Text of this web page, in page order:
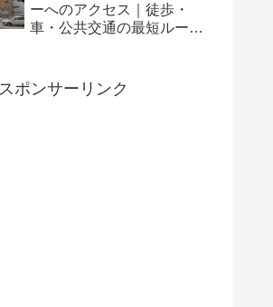
ーへのアクセス｜徒歩・
車・公共交通の最短ルート
スポンサーリンク